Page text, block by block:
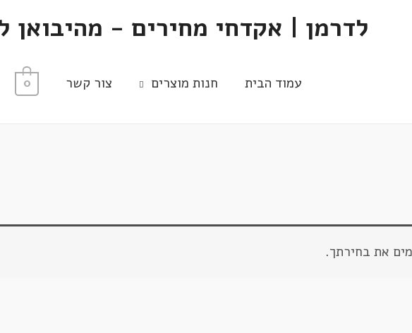
לדרמן | אקדחי מחירים - מהיבואן
עמוד הבית חנות מוצרים צור קשר 0
את בחירתך.